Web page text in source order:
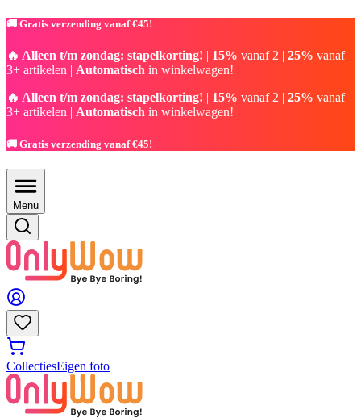
🚚 Gratis verzending vanaf €45!
🔥 Alleen t/m zondag: stapelkorting! | 15% vanaf 2 | 25% vanaf
3+ artikelen | Automatisch in winkelwagen!
🔥 Alleen t/m zondag: stapelkorting! | 15% vanaf 2 | 25% vanaf
3+ artikelen | Automatisch in winkelwagen!
🚚 Gratis verzending vanaf €45!
Menu
CollectiesEigen foto